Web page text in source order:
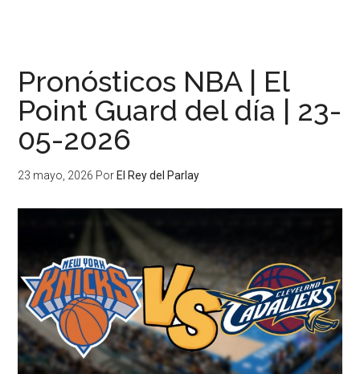
Pronósticos NBA | El
Point Guard del día | 23-
05-2026
23 mayo, 2026 Por El Rey del Parlay